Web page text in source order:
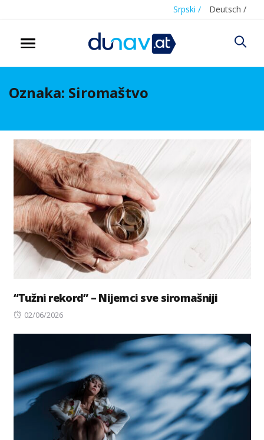
Srpski / Deutsch /
Oznaka: Siromaštvo
“Tužni rekord” – Nijemci sve siromašniji
Posted
02/06/2026